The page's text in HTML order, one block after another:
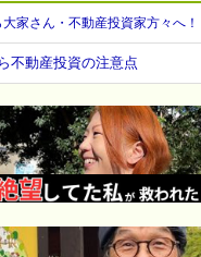
家さん・不動産投資家方々へ！
不動産投資の注意点